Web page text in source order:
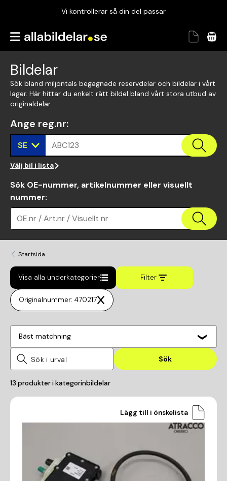
Vi kontrollerar så din del passar
Garanterad passform
Bildelar
Sök bland miljontals begagnade reservdelar och bildelar i vårt
lager. Här hittar du enkelt rätt bildel bland vårt stora utbud av
originaldelar.
Ange reg.nr:
SE ABC123
Välj bil i lista
Sök OE-nummer, artikelnummer eller visuellt
nummer:
OE.nr / Art.nr / Visuellt nr
Startsida
Visa alla underkategorier Filter
Originalnummer: 470217
Bäst matchning
Sök
13 produkter i kategorinbildelar
Lägg till i önskelista